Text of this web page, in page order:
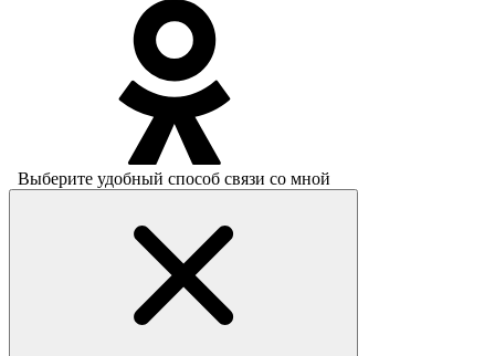
Выберите удобный способ связи со мной